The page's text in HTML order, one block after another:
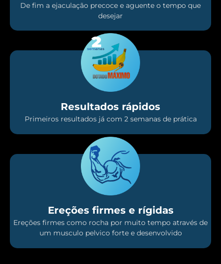
De fim a ejaculação precoce e aguente o tempo que
desejar
Resultados rápidos
Primeiros resultados já com 2 semanas de prática
Ereções firmes e rígidas
Ereções firmes como rocha por muito tempo através de
um musculo pelvico forte e desenvolvido